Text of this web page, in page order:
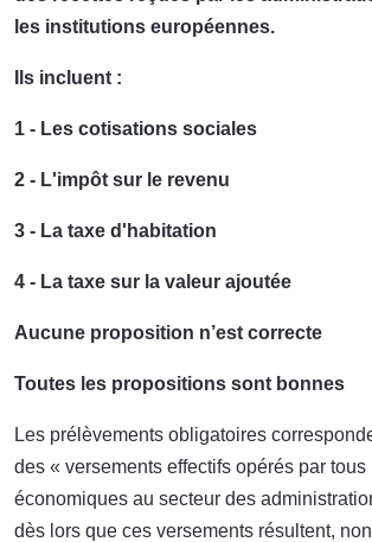
les institutions européennes.
Ils incluent :
1 - Les cotisations sociales
2 - L'impôt sur le revenu
3 - La taxe d'habitation
4 - La taxe sur la valeur ajoutée
Aucune proposition n’est correcte
Toutes les propositions sont bonnes
Les prélèvements obligatoires
des « versements effectifs opérés par tous
économiques au secteur des
dès lors que ces versements résultent,